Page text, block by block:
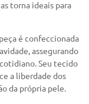
torna ideais para
é confeccionada
assegurando
Seu tecido
a liberdade dos
da própria pele.